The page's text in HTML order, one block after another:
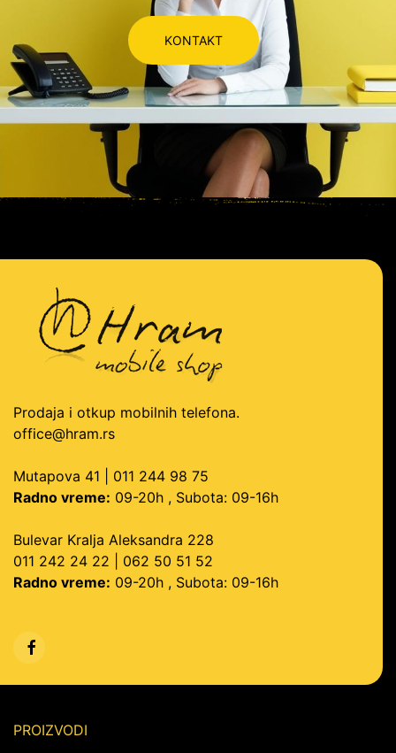
KONTAKT
Prodaja i otkup mobilnih telefona.
office@hram.rs
Mutapova 41 | 011 244 98 75
Radno vreme: 09-20h , Subota: 09-16h
Bulevar Kralja Aleksandra 228
011 242 24 22 | 062 50 51 52
Radno vreme: 09-20h , Subota: 09-16h
PROIZVODI